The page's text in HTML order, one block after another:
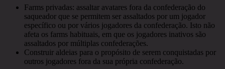
Farms privadas: assaltar avatares fora da confederação do
saqueador que se permitem ser assaltados por um jogador
específico ou por vários jogadores da confederação. Isto não
afeta os farms habituais, em que os jogadores inativos são
assaltados por múltiplas confederações.
Construir aldeias para o propósito de serem conquistadas por
outros jogadores fora da sua própria confederação.